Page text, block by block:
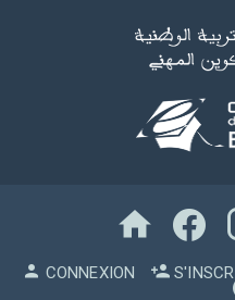
CONNEXION